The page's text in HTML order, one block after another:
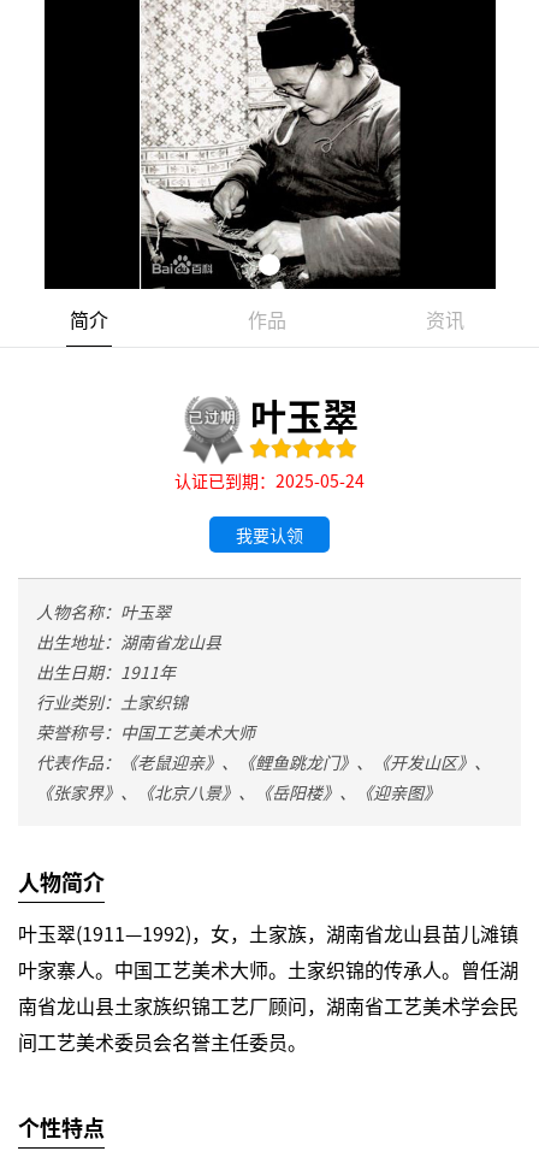
简介 作品 资讯
叶玉翠
认证已到期：2025-05-24
我要认领
人物名称：叶玉翠
出生地址：湖南省龙山县
出生日期：1911年
行业类别：土家织锦
荣誉称号：中国工艺美术大师
代表作品：《老鼠迎亲》、《鲤鱼跳龙门》、《开发山区》、
《张家界》、《北京八景》、《岳阳楼》、《迎亲图》
人物简介
叶玉翠(1911—1992)，女，土家族，湖南省龙山县苗儿滩镇
叶家寨人。中国工艺美术大师。土家织锦的传承人。曾任湖
南省龙山县土家族织锦工艺厂顾问，湖南省工艺美术学会民
间工艺美术委员会名誉主任委员。
个性特点